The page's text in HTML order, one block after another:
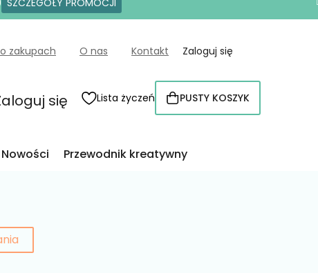
SZCZEGÓŁY PROMOCJI
zakupach O nas Kontakt Zaloguj się
się Lista życzeń KOSZYK
PUSTY KOSZYK
Nowości Przewodnik kreatywny